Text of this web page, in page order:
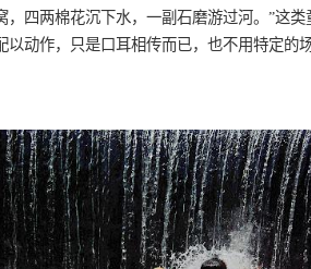
，四两棉花沉下水，一副石磨游过河。”这类
以动作，只是口耳相传而已，也不用特定的